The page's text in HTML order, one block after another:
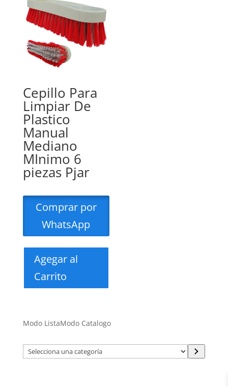
Cepillo Para
Limpiar De
Plastico
Manual
Mediano
MInimo 6
piezas Pjar
Comprar por
WhatsApp
Agegar al
Carrito
Modo ListaModo Catalogo
Selecciona
una